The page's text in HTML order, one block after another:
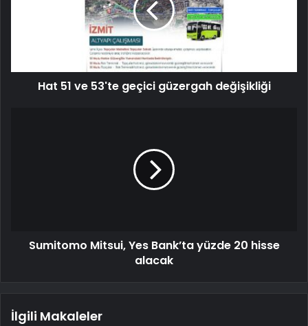
Hat 51 ve 53'te geçici güzergah değişikliği
Sumitomo Mitsui, Yes Bank’ta yüzde 20 hisse
alacak
İlgili Makaleler